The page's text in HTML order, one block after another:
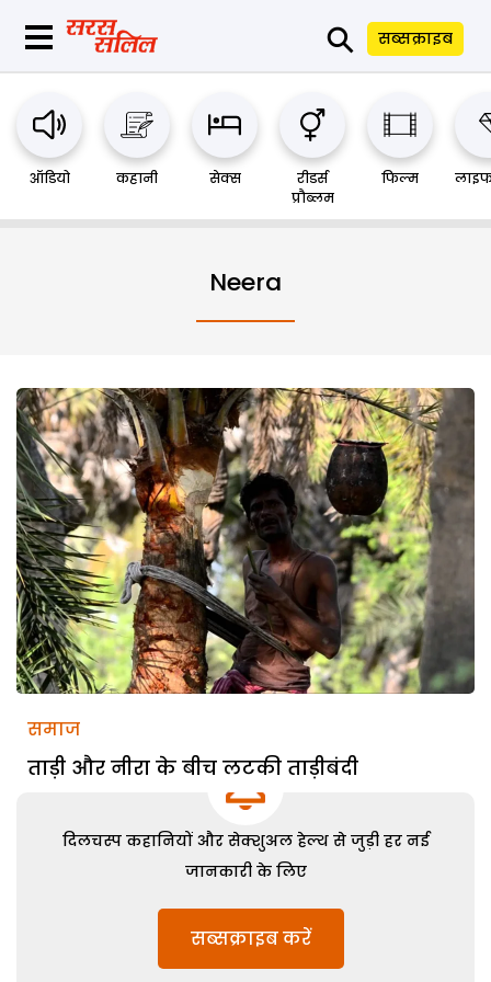
⚲ सब्सक्राइब
ऑडियो कहानी सेक्स
रीडर्स
प्रौब्लम
फिल्म
Neera
समाज
ताड़ी और नीरा के बीच लटकी ताड़ीबंदी
दिलचस्प कहानियों और सेक्शुअल हेल्थ से जुड़ी हर नई
जानकारी के लिए
सब्सक्राइब करें